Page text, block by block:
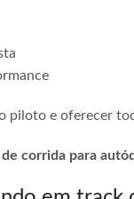
piloto e oferecer
corrida para